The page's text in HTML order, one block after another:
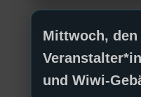
Mittwoch, den
und Wiwi-